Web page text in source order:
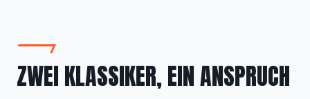
ZWEI KLASSIKER, EIN ANSPRUCH